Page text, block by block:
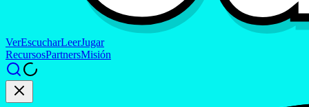
VerEscucharLeerJugar
RecursosPartnersMisión